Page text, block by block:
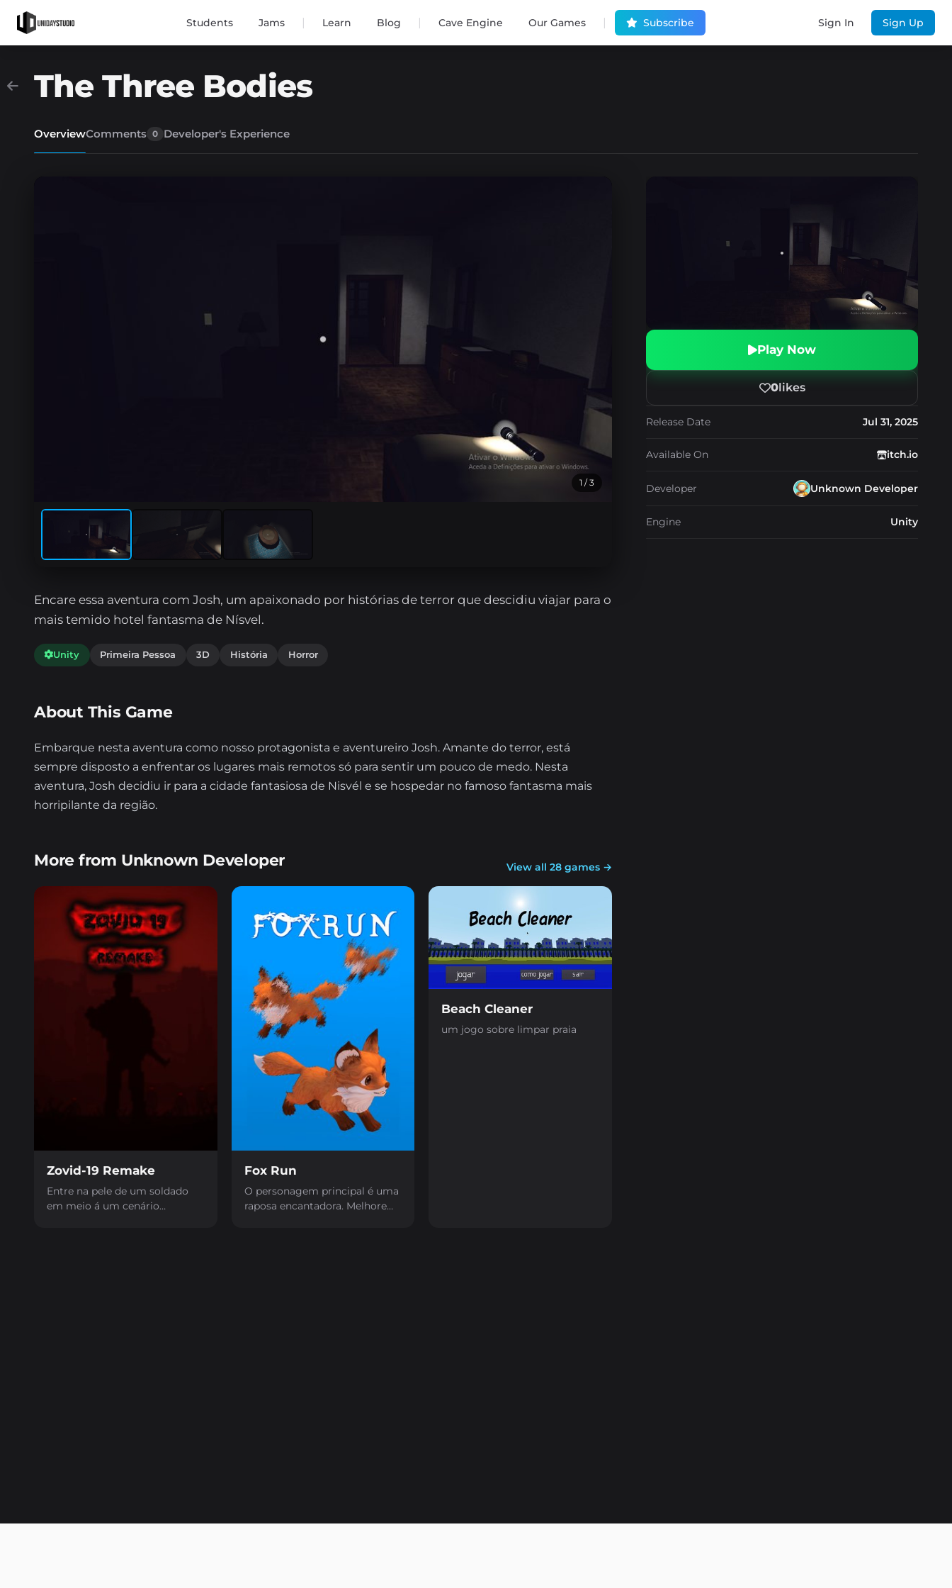
Students Jams | Learn Blog | Cave Engine Our Games | Subscribe Sign In Sign Up
The Three Bodies
OverviewComments 0 Developer's Experience
Play Now
0likes
Release Date Jul 31, 2025
Available On itch.io
Developer Unknown Developer
Engine Unity
1 / 3
Encare essa aventura com Josh, um apaixonado por histórias de terror que descidiu viajar para o
mais temido hotel fantasma de Nísvel.
Unity Primeira Pessoa 3D História Horror
About This Game
Embarque nesta aventura como nosso protagonista e aventureiro Josh. Amante do terror, está
sempre disposto a enfrentar os lugares mais remotos só para sentir um pouco de medo. Nesta
aventura, Josh decidiu ir para a cidade fantasiosa de Nisvél e se hospedar no famoso fantasma mais
horripilante da região.
More from Unknown Developer View all 28 games →
Zovid-19 Remake
Entre na pele de um soldado
em meio á um cenário
Fox Run
O personagem principal é uma
raposa encantadora. Melhore
Beach Cleaner
um jogo sobre limpar praia